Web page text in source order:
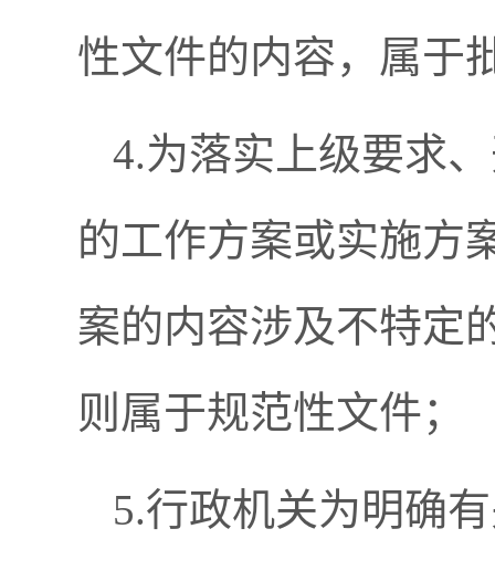
性文件的内容，属于
4.为落实上级要求
的工作方案或实施方
案的内容涉及不特定
则属于规范性文件；
5.行政机关为明确